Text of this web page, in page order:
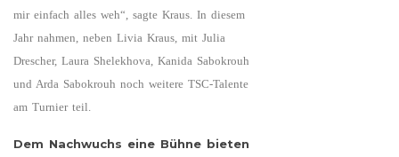
mir einfach alles weh“, sagte Kraus. In diesem
Jahr nahmen, neben Livia Kraus, mit Julia
Drescher, Laura Shelekhova, Kanida Sabokrouh
und Arda Sabokrouh noch weitere TSC-Talente
am Turnier teil.
Dem Nachwuchs eine Bühne bieten